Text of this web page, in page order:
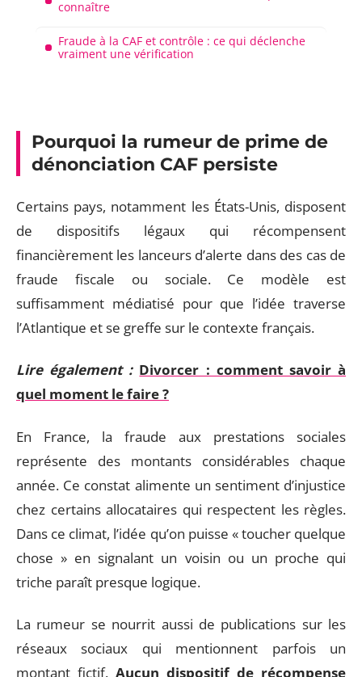
connaître
Fraude à la CAF et contrôle : ce qui déclenche
vraiment une vérification
Pourquoi la rumeur de prime de
dénonciation CAF persiste
Certains pays, notamment les États-Unis, disposent
de dispositifs légaux qui récompensent
financièrement les lanceurs d’alerte dans des cas de
fraude fiscale ou sociale. Ce modèle est
suffisamment médiatisé pour que l’idée traverse
l’Atlantique et se greffe sur le contexte français.
Lire également : Divorcer : comment savoir à
quel moment le faire ?
En France, la fraude aux prestations sociales
représente des montants considérables chaque
année. Ce constat alimente un sentiment d’injustice
chez certains allocataires qui respectent les règles.
Dans ce climat, l’idée qu’on puisse « toucher quelque
chose » en signalant un voisin ou un proche qui
triche paraît presque logique.
La rumeur se nourrit aussi de publications sur les
réseaux sociaux qui mentionnent parfois un
montant fictif. Aucun dispositif de récompense